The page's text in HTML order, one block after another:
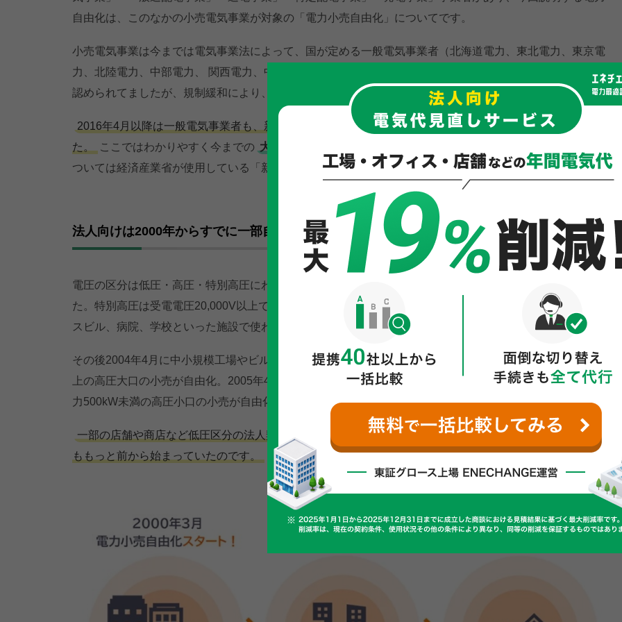
自由化は、このなかの小売電気事業が対象の「電力小売自由化」についてです。
小売電気事業は今までは電気事業法によって、国が定める一般電気事業者（北海道電力、東北電力、東京電
力、北陸電力、中部電力、 関西電力、中国電力、四国電力、九州電力、沖縄電力）による小売供給の独占が
認められてましたが、規制緩和により、他の事業者の電力小売への参入が可能となりました。
2016年4月以降は一般電気事業者も、新規参入の電力会社も「小売電気事業者」という枠組みになりまし
た。
ここではわかりやすく今までの 大手電力会社
ついては経済産業省が使用している「新電力」という呼称で説明しています。
法人向けは2000年からすでに一部自由化されていた
電圧の区分は低圧・高圧・特別高圧にわかれており、最初の電力の小売自由化は2000年の特別高圧区分でし
た。特別高圧は受電電圧20,000V以上で契約電力2,000kW以上の大規模工場や大型商業施設、大きめのオフィ
スビル、病院、学校といった施設で使われています。
その後2004年4月に中小規模工場やビル、ホテルなどでよく使用される受電電圧6,000V、契約電力500kW以
上の高圧大口の小売が自由化。2005年4月に小規模工場や小規模ビルで使用される受電電圧6,000V、契約電
力500kW未満の高圧小口の小売が自由化されました。
一部の店舗や商店など低圧区分の法人契約を除いて、法人向けの電力自由化は2016年の小売全面自由化より
ももっと前から始まっていたのです。